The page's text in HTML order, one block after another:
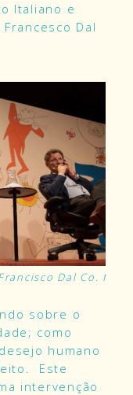
Italiano e
Dal
Dal Co.
sobre o
como
humano
Este
intervenção